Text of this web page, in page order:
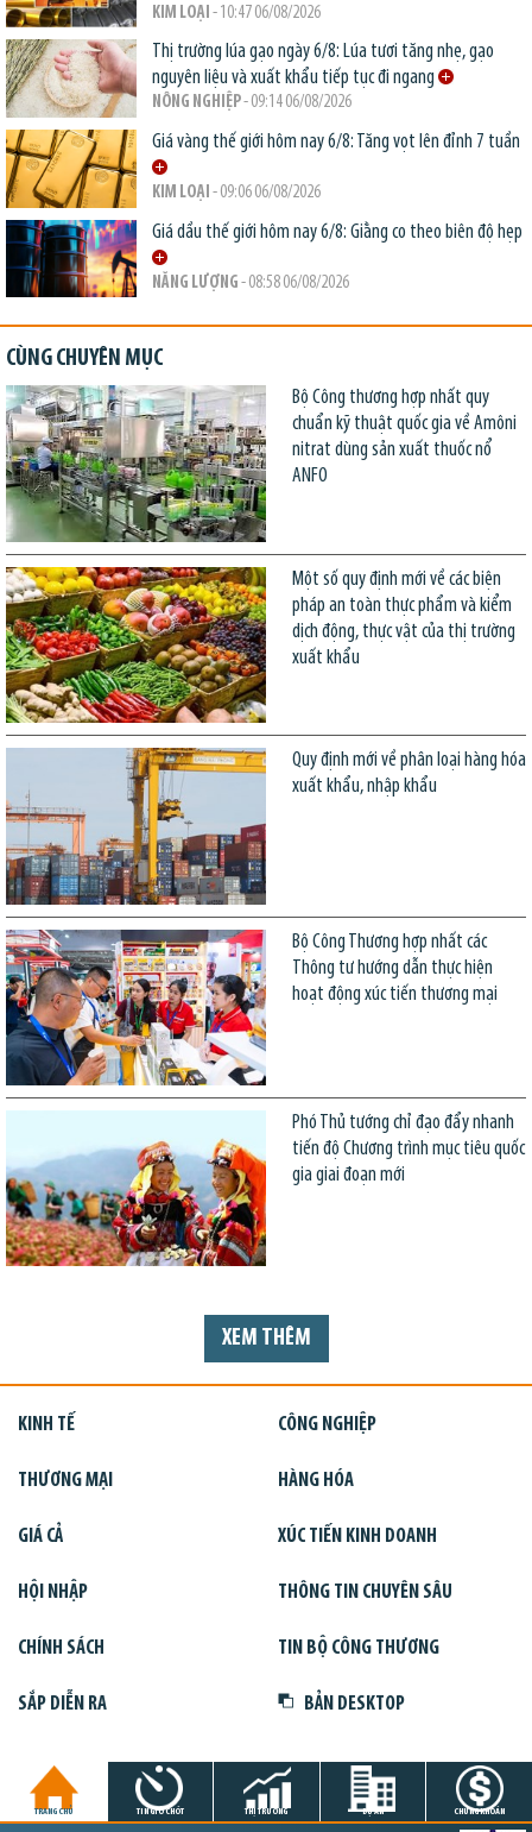
KIM LOẠI - 10:47 06/08/2026
Thị trường lúa gạo ngày 6/8: Lúa tươi tăng nhẹ, gạo
nguyên liệu và xuất khẩu tiếp tục đi ngang
NÔNG NGHIỆP- 09:14 06/08/2026
Giá vàng thế giới hôm nay 6/8: Tăng vọt lên đỉnh 7 tuần
KIM LOẠI - 09:06 06/08/2026
Giá dầu thế giới hôm nay 6/8: Giằng co theo biên độ hẹp
NĂNG LƯỢNG - 08:58 06/08/2026
CÙNG CHUYÊN MỤC
Bộ Công thương hợp nhất quy
chuẩn kỹ thuật quốc gia về Amôni
nitrat dùng sản xuất thuốc nổ
ANFO
Một số quy định mới về các biện
pháp an toàn thực phẩm và kiểm
dịch động, thực vật của thị trường
xuất khẩu
Quy định mới về phân loại hàng hóa
xuất khẩu, nhập khẩu
Bộ Công Thương hợp nhất các
Thông tư hướng dẫn thực hiện
hoạt động xúc tiến thương mại
Phó Thủ tướng chỉ đạo đẩy nhanh
tiến độ Chương trình mục tiêu quốc
gia giai đoạn mới
XEM THÊM
KINH TẾ CÔNG NGHIỆP
THƯƠNG MẠI HÀNG HÓA
GIÁ CẢ XÚC TIẾN KINH DOANH
HỘI NHẬP THÔNG TIN CHUYÊN SÂU
CHÍNH SÁCH TIN BỘ CÔNG THƯƠNG
SẮP DIỄN RA BẢN DESKTOP
TRANG CHỦ TIN GIỜ CHÓT THỊ TRƯỜNG DỰ ÁN CHỨNG KHOÁN